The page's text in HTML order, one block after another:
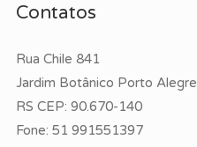
Contatos
Rua Chile 841
Jardim Botânico Porto Alegre
RS CEP: 90.670-140
Fone: 51 991551397